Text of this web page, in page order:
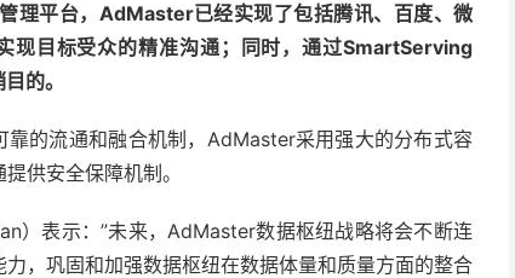
理平台，AdMaster已经实现了包括腾讯、百度、微
现目标受众的精准沟通；同时，通过SmartServing
的。
靠的流通和融合机制，AdMaster采用强大的分布式容
供安全保障机制。
）表示：”未来，AdMaster数据枢纽战略将会不断连
，巩固和加强数据枢纽在数据体量和质量方面的整合